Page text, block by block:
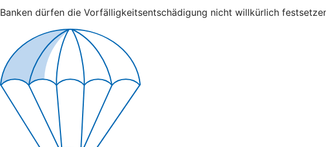
Banken dürfen die Vorfälligkeitsentschädigung nicht willkürlich